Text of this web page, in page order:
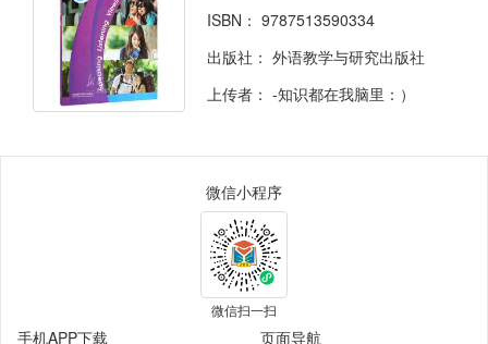
ISBN： 9787513590334
出版社： 外语教学与研究出版社
上传者： -知识都在我脑里：）
微信小程序
微信扫一扫
手机APP下载 页面导航